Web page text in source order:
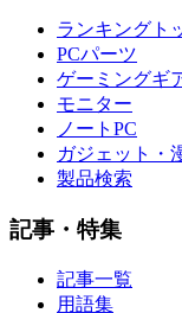
ランキングト
PCパーツ
ゲーミングギ
モニター
ノートPC
ガジェット・
製品検索
記事・特集
記事一覧
用語集